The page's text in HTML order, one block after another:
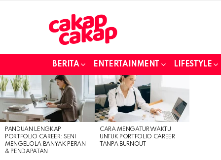
BERITA ENTERTAINMENT LIFESTYLE
LATEST
STORIES
PANDUAN LENGKAP
PORTFOLIO CAREER: SENI
MENGELOLA BANYAK PERAN
& PENDAPATAN
CARA MENGATUR WAKTU
UNTUK PORTFOLIO CAREER
TANPA BURNOUT